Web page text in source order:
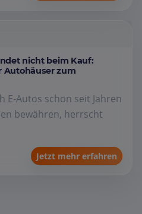
nicht beim Kauf:
Autohäuser zum
E-Autos schon seit Jahren
bewähren, herrscht
Jetzt mehr erfahren